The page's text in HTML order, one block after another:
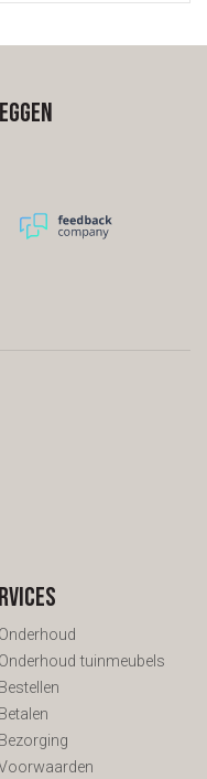
wordt afgewerkt
Onderhoud
Onderhoud tuinmeubels
Bestellen
Betalen
Bezorging